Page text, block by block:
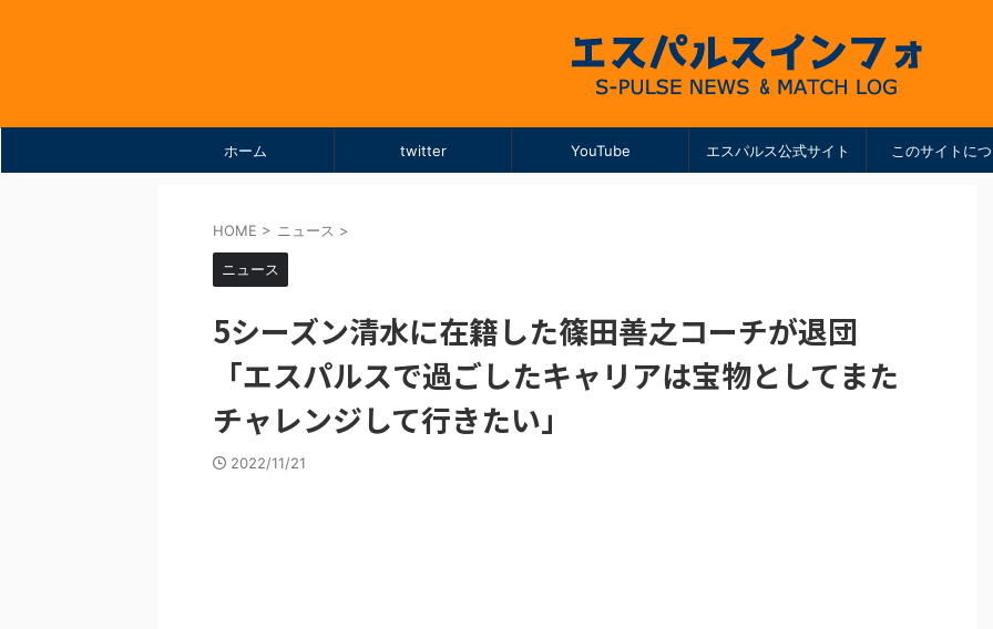
ホーム twitter YouTube エスパルス公式サイト このサイトに
HOME > ニュース >
ニュース
5シーズン清水に在籍した篠田善之コーチが退団
「エスパルスで過ごしたキャリアは宝物としてまた
チャレンジして行きたい」
2022/11/21